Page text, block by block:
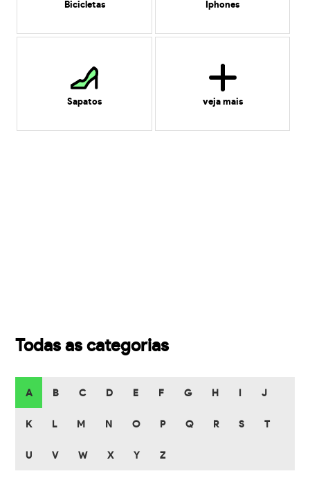
Bicicletas Iphones
Sapatos veja mais
Todas as categorias
A B C D E F G H J
K L M N O P Q R S T
U V W X Y Z